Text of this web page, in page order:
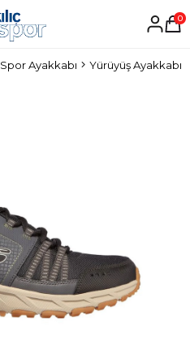
0
Spor Ayakkabı Yürüyüş Ayakkabısı